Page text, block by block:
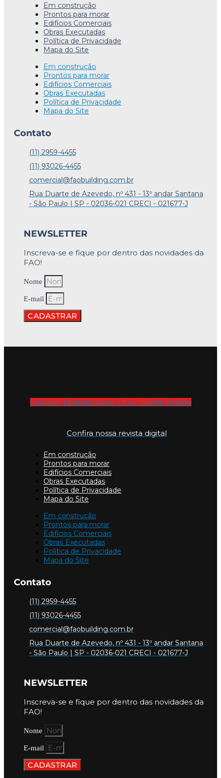
Em construção
Prontos para morar
Edifícios Comerciais
Obras Executadas
Política de Privacidade
Mapa do Site
Em construção
Prontos para morar
Edifícios Comerciais
Obras Executadas
Política de Privacidade
Mapa do Site
Contato
(11) 2959-4455
(11) 93026-4455
comercial@faobuilding.com.br
Rua Duarte de Azevedo, nº 431 - 13º andar Santana
- São Paulo | SP - 02036-021 CRECI - 021677-J
NEWSLETTER
Inscreva-se e fique por dentro das novidades da
FAO!
Nome
E-mail
CADASTRAR
Facebook-f Icon-instagram-1 Icon-linkedin Youtube
Confira nossa revista digital
Em construção
Prontos para morar
Edifícios Comerciais
Obras Executadas
Política de Privacidade
Mapa do Site
Em construção
Prontos para morar
Edifícios Comerciais
Obras Executadas
Política de Privacidade
Mapa do Site
Contato
(11) 2959-4455
(11) 93026-4455
comercial@faobuilding.com.br
Rua Duarte de Azevedo, nº 431 - 13º andar Santana
- São Paulo | SP - 02036-021 CRECI - 021677-J
NEWSLETTER
Inscreva-se e fique por dentro das novidades da
FAO!
Nome
E-mail
CADASTRAR